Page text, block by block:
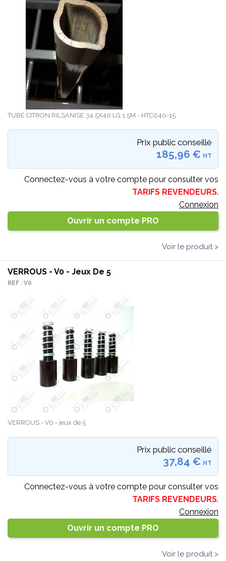
TUBE CITRON RILSANISE 34,5X40 LG 1,5M - HTC040-15
Prix public conseillé
185,96 € HT
Connectez-vous à votre compte pour consulter vos
TARIFS REVENDEURS.
Connexion
Ouvrir un compte PRO
Voir le produit >
VERROUS - V0 - Jeux De 5
REF : V0
VERROUS - V0 - jeux de 5
Prix public conseillé
37,84 € HT
Connectez-vous à votre compte pour consulter vos
TARIFS REVENDEURS.
Connexion
Ouvrir un compte PRO
Voir le produit >